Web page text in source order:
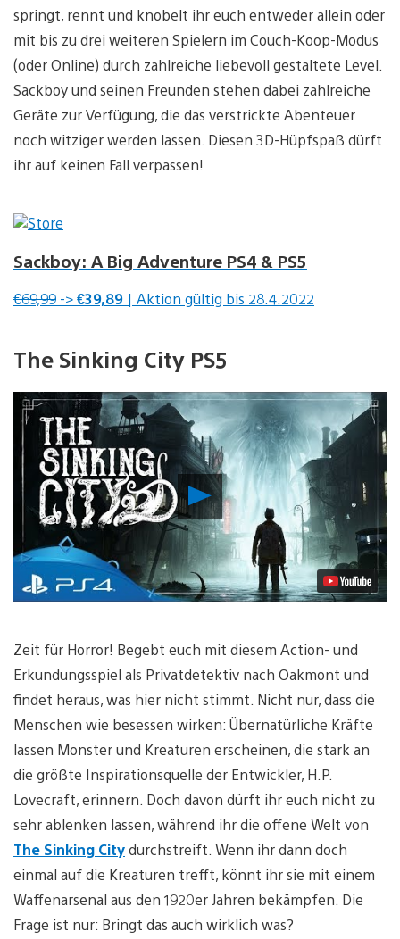
springt, rennt und knobelt ihr euch entweder allein oder
mit bis zu drei weiteren Spielern im Couch-Koop-Modus
(oder Online) durch zahlreiche liebevoll gestaltete Level.
Sackboy und seinen Freunden stehen dabei zahlreiche
Geräte zur Verfügung, die das verstrickte Abenteuer
noch witziger werden lassen. Diesen 3D-Hüpfspaß dürft
ihr auf keinen Fall verpassen!
Sackboy: A Big Adventure PS4 & PS5
€69,99 ->€39,89 | Aktion gültig bis 28.4.2022
The Sinking City PS5
Video
abspielen
Zeit für Horror! Begebt euch mit diesem Action- und
Erkundungsspiel als Privatdetektiv nach Oakmont und
findet heraus, was hier nicht stimmt. Nicht nur, dass die
Menschen wie besessen wirken: Übernatürliche Kräfte
lassen Monster und Kreaturen erscheinen, die stark an
die größte Inspirationsquelle der Entwickler, H.P.
Lovecraft, erinnern. Doch davon dürft ihr euch nicht zu
sehr ablenken lassen, während ihr die offene Welt von
The Sinking Citydurchstreift. Wenn ihr dann doch
einmal auf die Kreaturen trefft, könnt ihr sie mit einem
Waffenarsenal aus den 1920er Jahren bekämpfen. Die
Frage ist nur: Bringt das auch wirklich was?